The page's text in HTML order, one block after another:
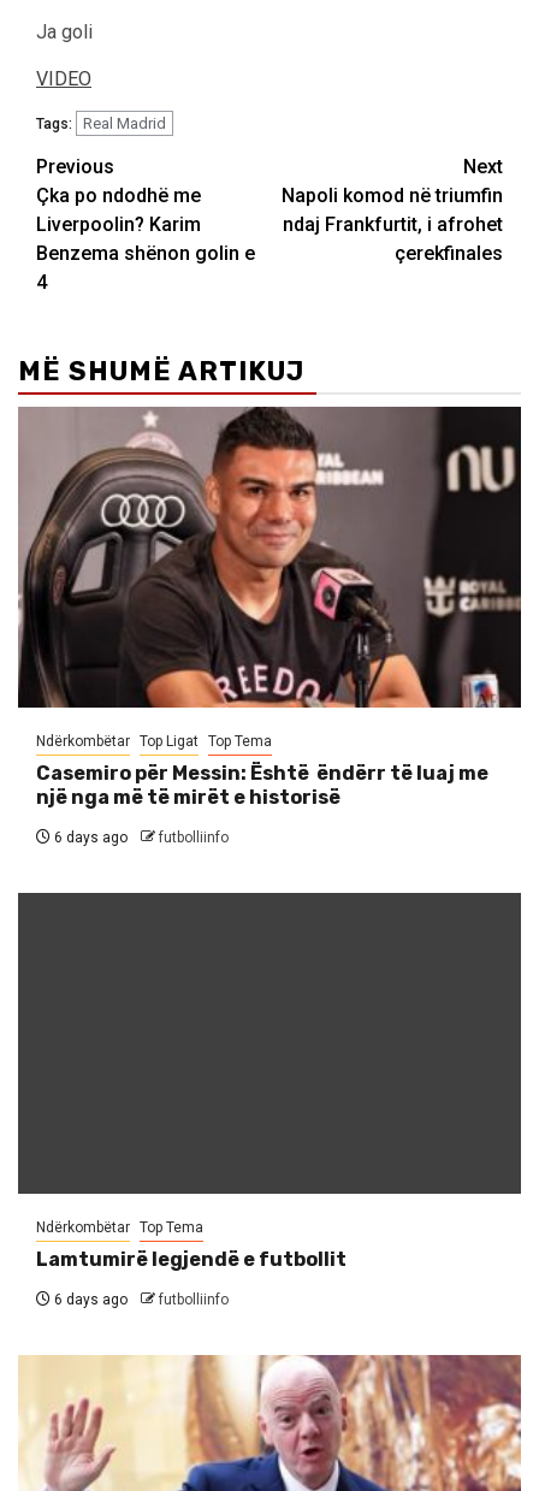
Ja goli
VIDEO
Tags: Real Madrid
Post
navigation
Previous
Çka po ndodhë me
Liverpoolin? Karim
Benzema shënon golin e
4
Next
Napoli komod në triumfin
ndaj Frankfurtit, i afrohet
çerekfinales
MË SHUMË ARTIKUJ
Ndërkombëtar Top Ligat Top Tema
Casemiro për Messin: Është ëndërr të luaj me
një nga më të mirët e historisë
6 days ago futbolliinfo
Ndërkombëtar Top Tema
Lamtumirë legjendë e futbollit
6 days ago futbolliinfo